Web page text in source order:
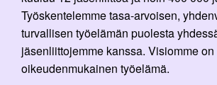
Työskentelemme tasa-arvoisen,
turvallisen työelämän puolesta
jäsenliittojemme kanssa. Visiomme on
oikeudenmukainen työelämä.